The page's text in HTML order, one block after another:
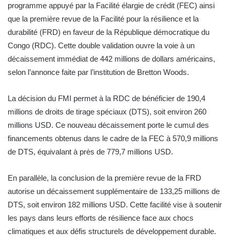
programme appuyé par la Facilité élargie de crédit (FEC) ainsi
que la première revue de la Facilité pour la résilience et la
durabilité (FRD) en faveur de la République démocratique du
Congo (RDC). Cette double validation ouvre la voie à un
décaissement immédiat de 442 millions de dollars américains,
selon l’annonce faite par l’institution de Bretton Woods.
La décision du FMI permet à la RDC de bénéficier de 190,4
millions de droits de tirage spéciaux (DTS), soit environ 260
millions USD. Ce nouveau décaissement porte le cumul des
financements obtenus dans le cadre de la FEC à 570,9 millions
de DTS, équivalant à près de 779,7 millions USD.
En parallèle, la conclusion de la première revue de la FRD
autorise un décaissement supplémentaire de 133,25 millions de
DTS, soit environ 182 millions USD. Cette facilité vise à soutenir
les pays dans leurs efforts de résilience face aux chocs
climatiques et aux défis structurels de développement durable.